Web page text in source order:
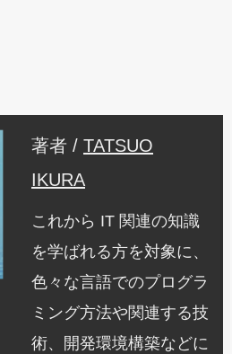
著者 / TATSUO
IKURA
これから IT 関連の知識
を学ばれる方を対象に、
色々な言語でのプログラ
ミング方法や関連する技
術、開発環境構築などに